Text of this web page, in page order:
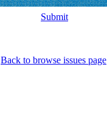
Submit
Back to browse issues page